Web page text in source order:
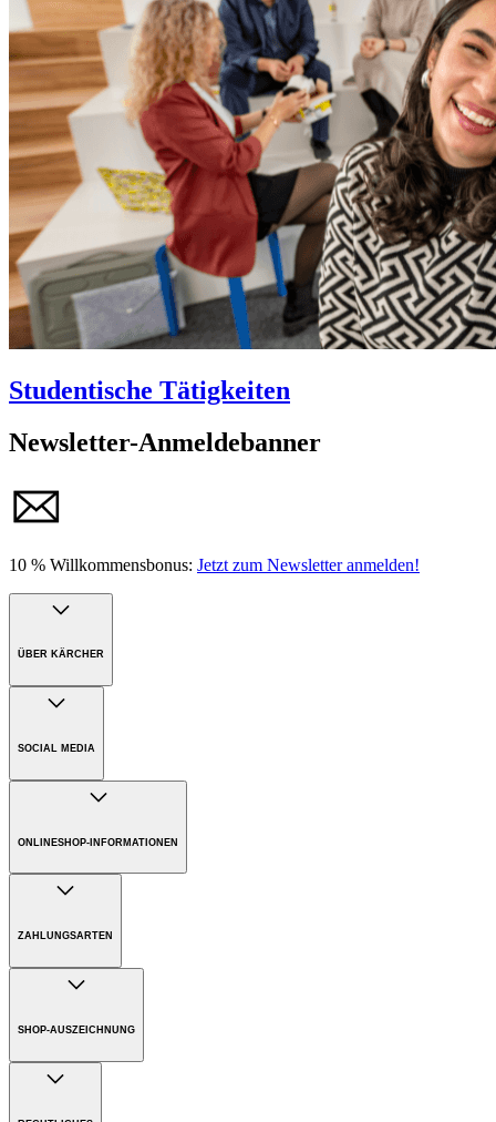
Studentische Tätigkeiten
Newsletter-Anmeldebanner
10 % Willkommensbonus: Jetzt zum Newsletter anmelden!
ÜBER KÄRCHER
Unternehmen
Nachhaltigkeit
SOCIAL MEDIA
ONLINESHOP-INFORMATIONEN
Versandkosten
Bezahlung
Gewährleistung
ZAHLUNGSARTEN
SHOP-AUSZEICHNUNG